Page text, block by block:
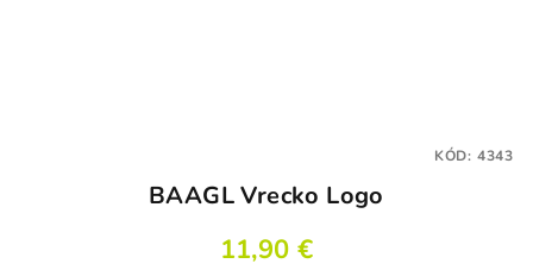
BAAGL Vrecko Logo
11,90 €
KÓD: 4343